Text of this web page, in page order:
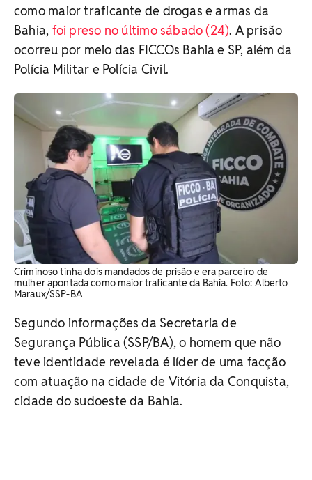
como maior traficante de drogas e armas da
Bahia, foi preso no último sábado (24). A prisão
ocorreu por meio das FICCOs Bahia e SP, além da
Polícia Militar e Polícia Civil.
Criminoso tinha dois mandados de prisão e era parceiro de
mulher apontada como maior traficante da Bahia. ​Foto: Alberto
Maraux/SSP-BA
Segundo informações da Secretaria de
Segurança Pública (SSP/BA), o homem que não
teve identidade revelada é líder de uma facção
com atuação na cidade de Vitória da Conquista,
cidade do sudoeste da Bahia.